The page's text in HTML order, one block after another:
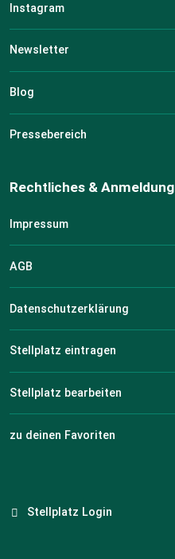
Instagram
Newsletter
Blog
Pressebereich
Rechtliches & Anmeldung
Impressum
AGB
Datenschutzerklärung
Stellplatz eintragen
Stellplatz bearbeiten
zu deinen Favoriten
Stellplatz Login